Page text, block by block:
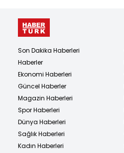
Son Dakika Haberleri
Haberler
Ekonomi Haberleri
Güncel Haberler
Magazin Haberleri
Spor Haberleri
Dünya Haberleri
Sağlık Haberleri
Kadın Haberleri